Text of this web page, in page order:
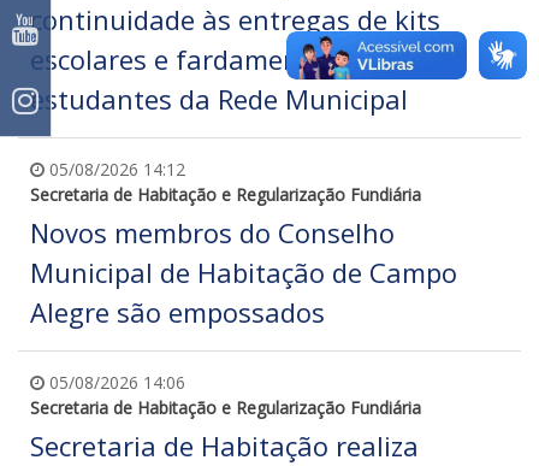
continuidade às entregas de kits
escolares e fardamentos para
estudantes da Rede Municipal
05/08/2026 14:12
Secretaria de Habitação e Regularização Fundiária
Novos membros do Conselho
Municipal de Habitação de Campo
Alegre são empossados
05/08/2026 14:06
Secretaria de Habitação e Regularização Fundiária
Secretaria de Habitação realiza